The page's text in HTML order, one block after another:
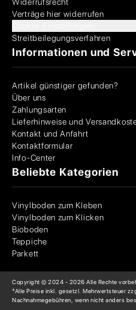
Widerrufsrecht
Verträge hier widerrufen
Streitbeilegungsverfahren
Informationen und
Artikel günstiger gefunden?
Über uns
Zahlungsarten
Lieferhinweise und
Kontakt und Anfahrt
Kontaktformular
Info-Center
Beliebte Kategorien
Vinylboden zum Kleben
Vinylboden zum Klicken
Bioboden
Teppiche
Parkett
Copyright © 2024 - 2026 Alle Rechte
*Alle Preise inkl. gesetzl. Mehrwertsteuer
Nachnahmegebühren, wenn nicht anders